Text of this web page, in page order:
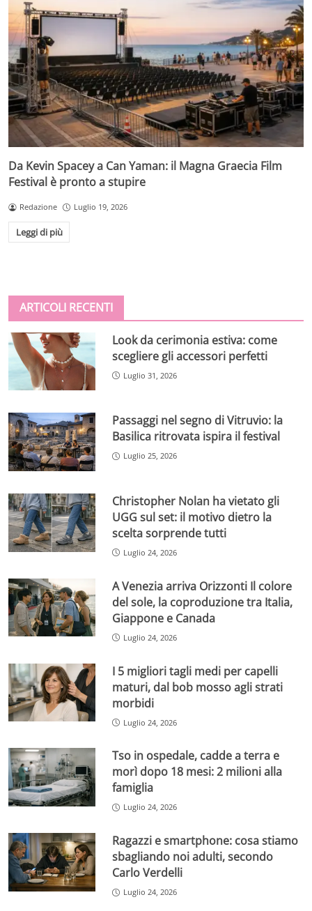
Da Kevin Spacey a Can Yaman: il Magna Graecia Film
Festival è pronto a stupire
Redazione Luglio 19, 2026
Leggi di più
ARTICOLI RECENTI
Look da cerimonia estiva: come
scegliere gli accessori perfetti
Luglio 31, 2026
Passaggi nel segno di Vitruvio: la
Basilica ritrovata ispira il festival
Luglio 25, 2026
Christopher Nolan ha vietato gli
UGG sul set: il motivo dietro la
scelta sorprende tutti
Luglio 24, 2026
A Venezia arriva Orizzonti Il colore
del sole, la coproduzione tra Italia,
Giappone e Canada
Luglio 24, 2026
I 5 migliori tagli medi per capelli
maturi, dal bob mosso agli strati
morbidi
Luglio 24, 2026
Tso in ospedale, cadde a terra e
morì dopo 18 mesi: 2 milioni alla
famiglia
Luglio 24, 2026
Ragazzi e smartphone: cosa stiamo
sbagliando noi adulti, secondo
Carlo Verdelli
Luglio 24, 2026